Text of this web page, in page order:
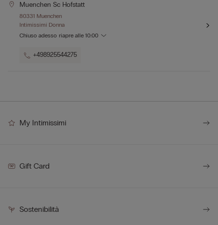
Muenchen Sc Hofstatt
80331 Muenchen
Intimissimi Donna
Chiuso adesso riapre alle 10:00
+498925544275
My Intimissimi
Gift Card
Sostenibilità